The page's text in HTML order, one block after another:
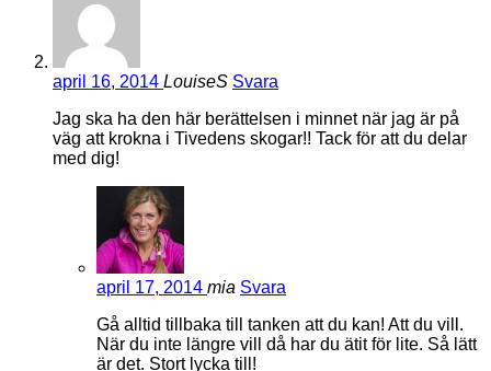
april 16, 2014 LouiseS Svara
Jag ska ha den här berättelsen i minnet när jag är på
väg att krokna i Tivedens skogar!! Tack för att du delar
med dig!
april 17, 2014 mia Svara
Gå alltid tillbaka till tanken att du kan! Att du vill.
När du inte längre vill då har du ätit för lite. Så lätt
är det. Stort lycka till!